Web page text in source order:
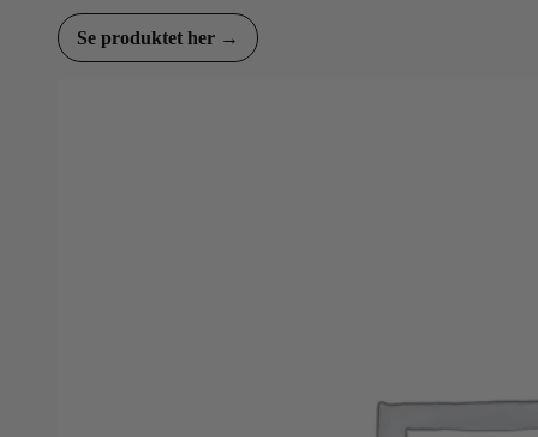
Se produktet her →